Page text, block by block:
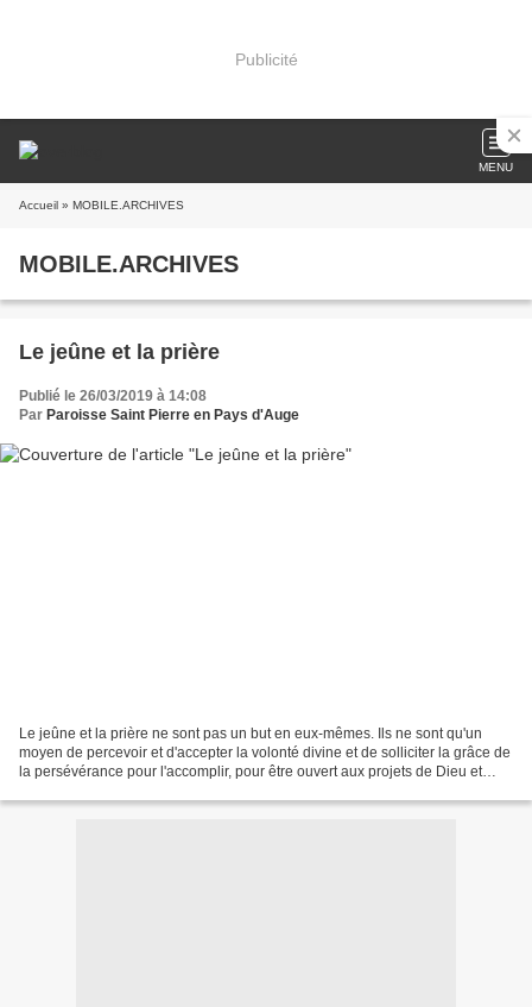
Publicité
MENU
Accueil » MOBILE.ARCHIVES
MOBILE.ARCHIVES
Le jeûne et la prière
Publié le 26/03/2019 à 14:08
Par Paroisse Saint Pierre en Pays d'Auge
Le jeûne et la prière ne sont pas un but en eux-mêmes. Ils ne sont qu'un
moyen de percevoir et d'accepter la volonté divine et de solliciter la grâce de
la persévérance pour l'accomplir, pour être ouvert aux projets de Dieu et